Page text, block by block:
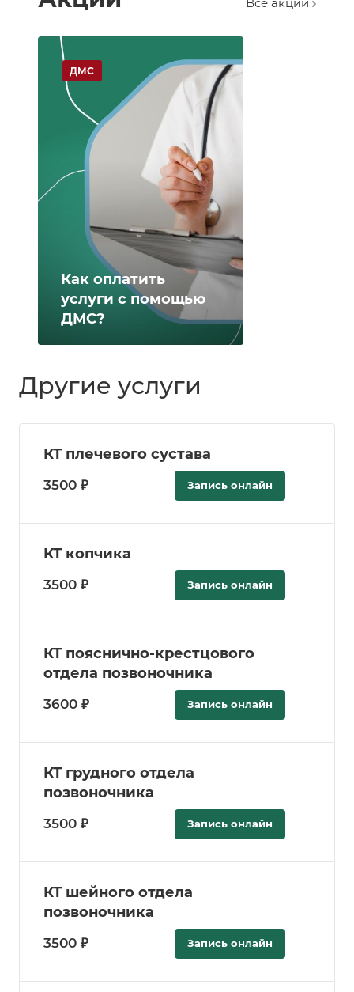
Как оплатить
услуги с помощью
ДМС?
ДМС
Другие услуги
КТ плечевого сустава
3500 ₽ Запись онлайн
КТ копчика
3500 ₽ Запись онлайн
КТ пояснично-крестцового
отдела позвоночника
3600 ₽ Запись онлайн
КТ грудного отдела
позвоночника
3500 ₽ Запись онлайн
КТ шейного отдела
позвоночника
3500 ₽ Запись онлайн